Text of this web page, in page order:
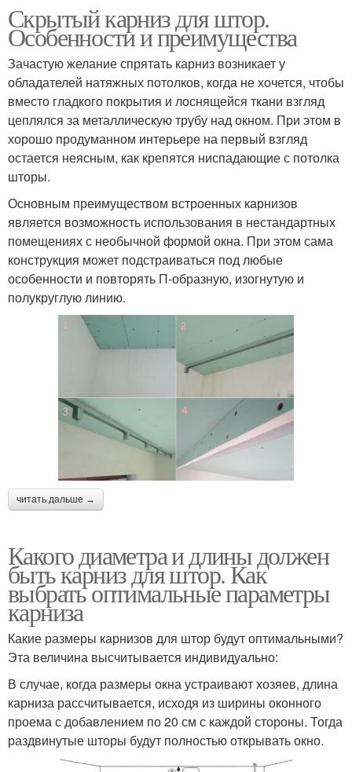
Шторы на карнизе Шторы к карнизу
Настенные карнизы
Карнизы для натяжного
потолка
Настенный карниз
Карниз для натяжного
потолка
Карнизы для натяжных
потолков
Декоративный карниз
Карниз под натяжной
потолок
Скрытый карниз
Карниз к обычному
потолку
Шторы к трубчатым
карнизам
Потолочная гардина
карнизе
Карниз к натяжному
Скрытые карнизы
Скрытый карниз для штор.
Особенности и преимущества
Зачастую желание спрятать карниз возникает у
обладателей натяжных потолков, когда не хочется, чтобы
вместо гладкого покрытия и лоснящейся ткани взгляд
цеплялся за металлическую трубу над окном. При этом в
хорошо продуманном интерьере на первый взгляд
остается неясным, как крепятся ниспадающие с потолка
шторы.
Основным преимуществом встроенных карнизов
является возможность использования в нестандартных
помещениях с необычной формой окна. При этом сама
конструкция может подстраиваться под любые
особенности и повторять П-образную, изогнутую и
полукруглую линию.
читать дальше →
Какого диаметра и длины должен
быть карниз для штор. Как
выбрать оптимальные параметры
карниза
Какие размеры карнизов для штор будут оптимальными?
Эта величина высчитывается индивидуально:
В случае, когда размеры окна устраивают хозяев, длина
карниза рассчитывается, исходя из ширины оконного
проема с добавлением по 20 см с каждой стороны. Тогда
раздвинутые шторы будут полностью открывать окно.